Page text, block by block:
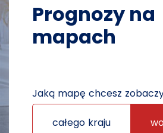
Prognozy na
mapach
Jaką mapę chcesz
całego kraju